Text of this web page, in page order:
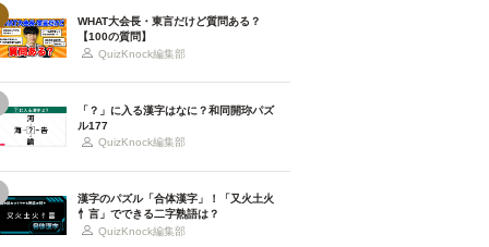
WHAT大会長・東言だけど質問ある？
【100の質問】
QuizKnock編集部
「？」に入る漢字はなに？和同開珎パズ
ル177
QuizKnock編集部
漢字のパズル「合体漢字」！「又火土火
忄言」でできる二字熟語は？
QuizKnock編集部